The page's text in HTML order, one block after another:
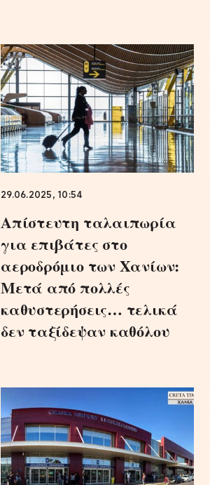
29.06.2025, 10:54
Απίστευτη ταλαιπωρία
για επιβάτες στο
αεροδρόμιο των Χανίων:
Μετά από πολλές
καθυστερήσεις… τελικά
δεν ταξίδεψαν καθόλου